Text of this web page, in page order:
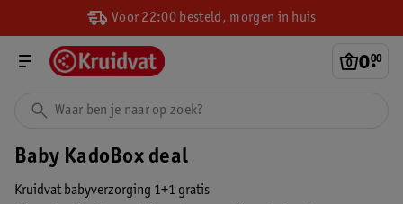
Voor 22:00 besteld, morgen in huis
0.
00
Baby KadoBox deal
Kruidvat babyverzorging 1+1 gratis